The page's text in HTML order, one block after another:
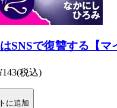
SNSで復讐する【マ
(税込)
に追加